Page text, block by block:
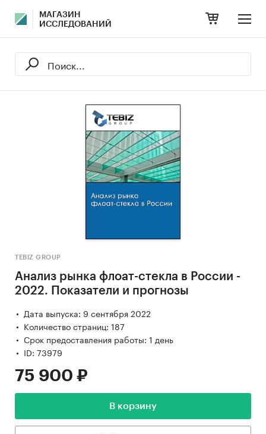
МАГАЗИН
ИССЛЕДОВАНИЙ
TEBIZ GROUP
Анализ рынка флоат-стекла в России -
2022. Показатели и прогнозы
Дата выпуска: 9 сентября 2022
Количество страниц: 187
Срок предоставления работы: 1 день
ID: 73979
75 900 ₽
В корзину